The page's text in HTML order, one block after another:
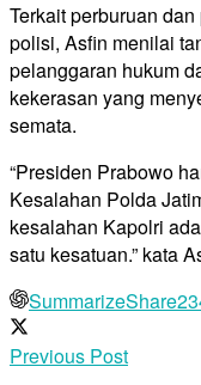
Terkait perburuan
polisi, Asfin menilai
pelanggaran hukum
kekerasan yang
semata.
“Presiden Prabowo
Kesalahan Polda
kesalahan Kapolri
satu kesatuan.” kata
SummarizeShare
Previous Post